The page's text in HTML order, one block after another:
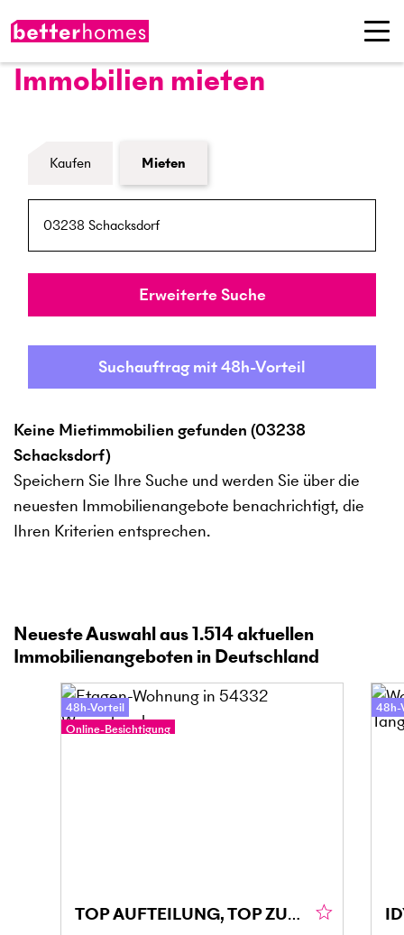
Immobilien mieten
Formular Immobiliensuche
Kaufen Mieten
Umkreis
Erweiterte Suche
Suchauftrag mit 48h-Vorteil
Keine Mietimmobilien gefunden (03238
Schacksdorf)
Speichern Sie Ihre Suche und werden Sie über die
neuesten Immobilienangebote benachrichtigt, die
Ihren Kriterien entsprechen.
Neueste Auswahl aus1.514aktuellen
Immobilienangeboten in Deutschland
48h-Vorteil
Online-Besichtigung
TOP AUFTEILUNG, TOP ZUSTAND, FAMIELIENFREUNDLICH
48h-